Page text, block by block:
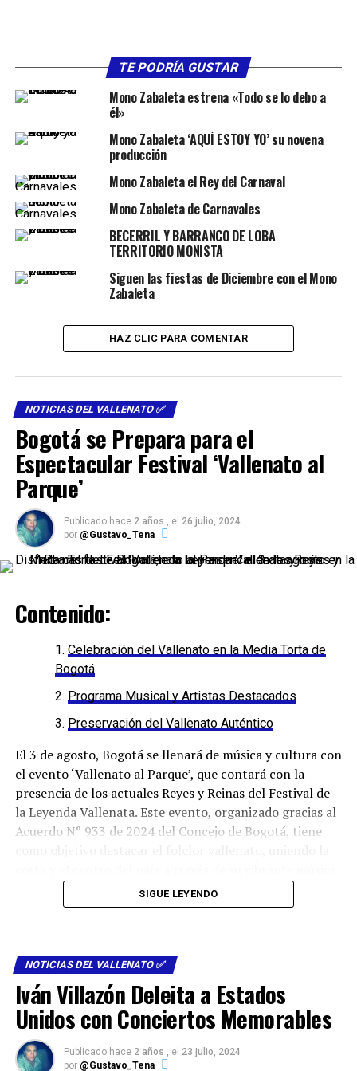
TE PODRÍA GUSTAR
Mono Zabaleta estrena «Todo se lo debo a
él»
Mono Zabaleta ‘AQUÍ ESTOY YO’ su novena
producción
Mono Zabaleta el Rey del Carnaval
Mono Zabaleta de Carnavales
BECERRIL Y BARRANCO DE LOBA
TERRITORIO MONISTA
Siguen las fiestas de Diciembre con el Mono
Zabaleta
HAZ CLIC PARA COMENTAR
NOTICIAS DEL VALLENATO ✅
Bogotá se Prepara para el
Espectacular Festival ‘Vallenato al
Parque’
Publicado hace 2 años , el 26 julio, 2024
por @Gustavo_Tena
Contenido:
Celebración del Vallenato en la Media Torta de
Bogotá
Programa Musical y Artistas Destacados
Preservación del Vallenato Auténtico
El 3 de agosto, Bogotá se llenará de música y cultura con
el evento ‘Vallenato al Parque’, que contará con la
presencia de los actuales Reyes y Reinas del Festival de
la Leyenda Vallenata. Este evento, organizado gracias al
Acuerdo N° 933 de 2024 del Concejo de Bogotá, tiene
Celebración del Vallenato en la
Media Torta de Bogotá
El escenario elegido para este evento es la Media Torta
de Bogotá, donde se presentarán destacados artistas
locales, distritales y nacionales. Entre los invitados de
honor se encuentran el actual Rey Vallenato, Jaime Luis
Castañeda Campillo; la Reina Mayor del Acordeón, Sara
SIGUE LEYENDO
NOTICIAS DEL VALLENATO ✅
Iván Villazón Deleita a Estados
Unidos con Conciertos Memorables
Publicado hace 2 años , el 23 julio, 2024
por @Gustavo_Tena